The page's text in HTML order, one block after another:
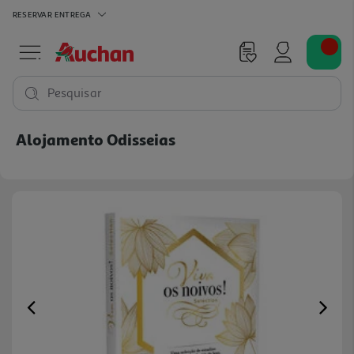
RESERVAR ENTREGA
Pesquisar
Alojamento Odisseias
Previous